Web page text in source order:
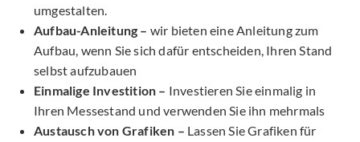
umgestalten.
Aufbau-Anleitung – wir bieten eine Anleitung zum
Aufbau, wenn Sie sich dafür entscheiden, Ihren Stand
selbst aufzubauen
Einmalige Investition – Investieren Sie einmalig in
Ihren Messestand und verwenden Sie ihn mehrmals
Austausch von Grafiken – Lassen Sie Grafiken für